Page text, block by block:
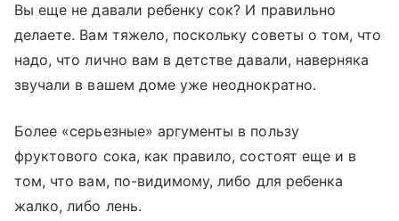
Вы еще не давали ребенку сок? И правильно
делаете. Вам тяжело, поскольку советы о том, что
надо, что лично вам в детстве давали, наверняка
звучали в вашем доме уже неоднократно.
Более «серьезные» аргументы в пользу
фруктового сока, как правило, состоят еще и в
том, что вам, по-видимому, либо для ребенка
жалко, либо лень.